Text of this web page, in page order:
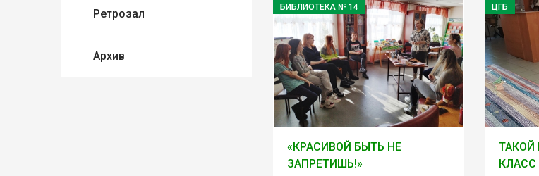
Ретрозал
Архив
БИБЛИОТЕКА № 14
«КРАСИВОЙ БЫТЬ НЕ
ЗАПРЕТИШЬ!»
ЦГБ
ТАКОЙ
КЛАСС